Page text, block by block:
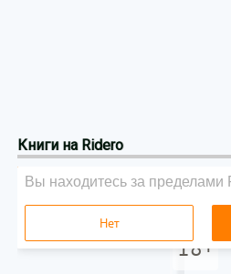
Книги на Ridero